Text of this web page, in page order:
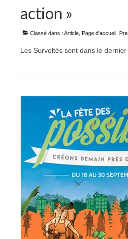
Ramassages citoyens
Mobilité
ASTRONOMIE
CONTACT
action »
Classé dans : Article Page d'accueil
Les Survoltés sont dans le